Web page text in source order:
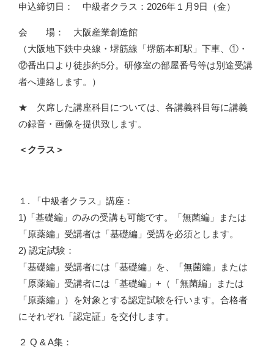
申込締切日： 中級者クラス：2026年１月9日（金）
会 場： 大阪産業創造館
（大阪地下鉄中央線・堺筋線「堺筋本町駅」下車、①・
⑫番出口より徒歩約5分。研修室の部屋番号等は別途受講
者へ連絡します。）
★ 欠席した講座科目については、各講義科目毎に講義
の録音・画像を提供致します。
＜クラス＞
１. 「中級者クラス」講座：
1)「基礎編」のみの受講も可能です。「無菌編」または
「原薬編」受講者は「基礎編」受講を必須とします。
2) 認定試験：
「基礎編」受講者には「基礎編」を、「無菌編」または
「原薬編」受講者には「基礎編」+（「無菌編」または
「原薬編」）を対象とする認定試験を行います。合格者
にそれぞれ「認定証」を交付します。
２ Q & A集：